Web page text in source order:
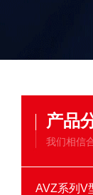
产品
我们相信
AVZ系列V